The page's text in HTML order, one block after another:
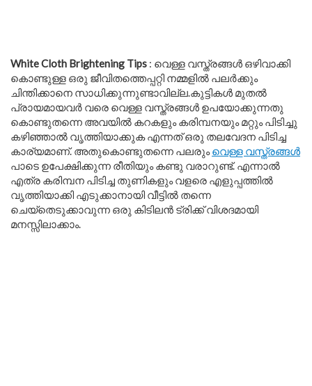
White Cloth Brightening Tips : വെള്ള വസ്ത്രങ്ങൾ ഒഴിവാക്കി
കൊണ്ടുള്ള ഒരു ജീവിതത്തെപ്പറ്റി നമ്മളിൽ പലർക്കും
ചിന്തിക്കാനെ സാധിക്കുന്നുണ്ടാവില്ല.കുട്ടികൾ മുതൽ
പ്രായമായവർ വരെ വെള്ള വസ്ത്രങ്ങൾ ഉപയോക്കുന്നതു
കൊണ്ടുതന്നെ അവയിൽ കറകളും കരിമ്പനയും മറ്റും പിടിച്ചു
കഴിഞ്ഞാൽ വൃത്തിയാക്കുക എന്നത് ഒരു തലവേദന പിടിച്ച
കാര്യമാണ്. അതുകൊണ്ടുതന്നെ പലരുംവെള്ള വസ്ത്രങ്ങൾ
പാടെ ഉപേക്ഷിക്കുന്ന രീതിയും കണ്ടു വരാറുണ്ട്. എന്നാൽ
എത്ര കരിമ്പന പിടിച്ച തുണികളും വളരെ എളുപ്പത്തിൽ
വൃത്തിയാക്കി എടുക്കാനായി വീട്ടിൽ തന്നെ
ചെയ്തെടുക്കാവുന്ന ഒരു കിടിലൻ ട്രിക്ക് വിശദമായി
മനസ്സിലാക്കാം.